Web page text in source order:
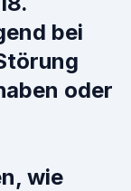
bei
oder
wie